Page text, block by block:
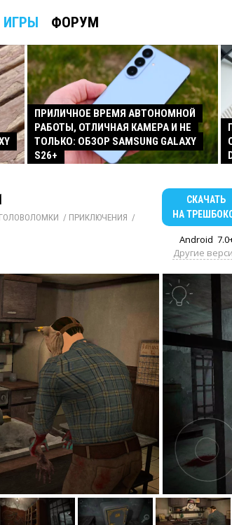
ИГРЫ ФОРУМ
ПРИЛИЧНОЕ ВРЕМЯ АВТОНОМНОЙ
РАБОТЫ, ОТЛИЧНАЯ КАМЕРА И НЕ
ТОЛЬКО: ОБЗОР SAMSUNG GALAXY
S26+
ГОЛОВОЛОМКИ / ПРИКЛЮЧЕНИЯ /
СКАЧАТЬ
НА
Android
Другие